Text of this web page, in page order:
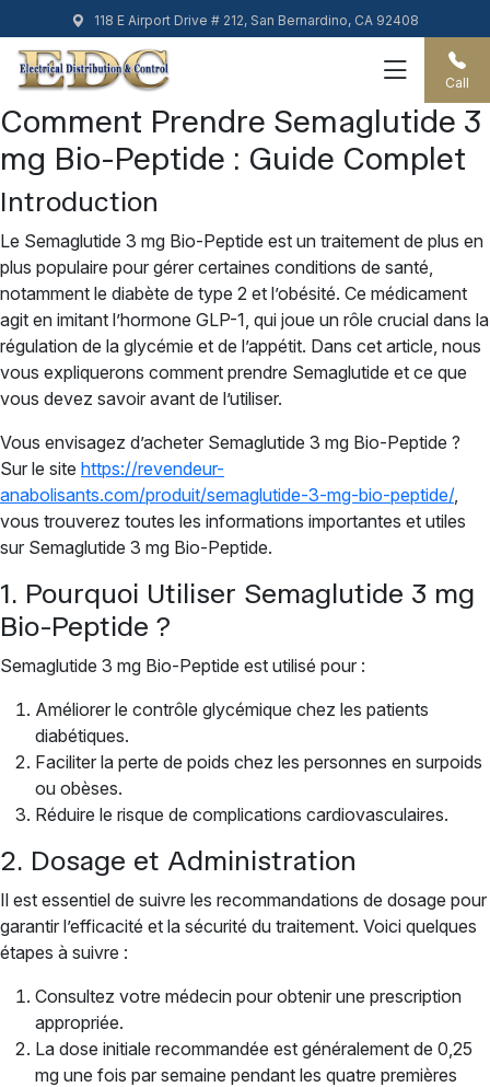
118 E Airport Drive # 212, San Bernardino, CA 92408
Call
Comment Prendre Semaglutide 3
mg Bio-Peptide : Guide Complet
Introduction
Le Semaglutide 3 mg Bio-Peptide est un traitement de plus en
plus populaire pour gérer certaines conditions de santé,
notamment le diabète de type 2 et l’obésité. Ce médicament
agit en imitant l’hormone GLP-1, qui joue un rôle crucial dans la
régulation de la glycémie et de l’appétit. Dans cet article, nous
vous expliquerons comment prendre Semaglutide et ce que
vous devez savoir avant de l’utiliser.
Vous envisagez d’acheter Semaglutide 3 mg Bio-Peptide ?
Sur le site https://revendeur-
anabolisants.com/produit/semaglutide-3-mg-bio-peptide/,
vous trouverez toutes les informations importantes et utiles
sur Semaglutide 3 mg Bio-Peptide.
1. Pourquoi Utiliser Semaglutide 3 mg
Bio-Peptide ?
Semaglutide 3 mg Bio-Peptide est utilisé pour :
Améliorer le contrôle glycémique chez les patients
diabétiques.
Faciliter la perte de poids chez les personnes en surpoids
ou obèses.
Réduire le risque de complications cardiovasculaires.
2. Dosage et Administration
Il est essentiel de suivre les recommandations de dosage pour
garantir l’efficacité et la sécurité du traitement. Voici quelques
étapes à suivre :
Consultez votre médecin pour obtenir une prescription
appropriée.
La dose initiale recommandée est généralement de 0,25
mg une fois par semaine pendant les quatre premières